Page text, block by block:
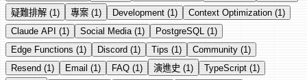
疑難排解 (1) 專案 (1) Development (1) Context Optimization (1)
Claude API (1) Social Media (1) PostgreSQL (1)
Edge Functions (1) Discord (1) Tips (1) Community (1)
Resend (1) Email (1) FAQ (1) 演進史 (1) TypeScript (1)